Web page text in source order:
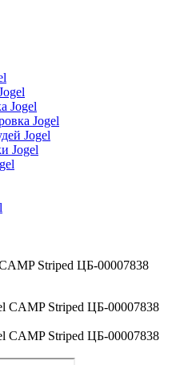
Jogel
Jogel
Jogel
Jogel
Striped ЦБ-00007838